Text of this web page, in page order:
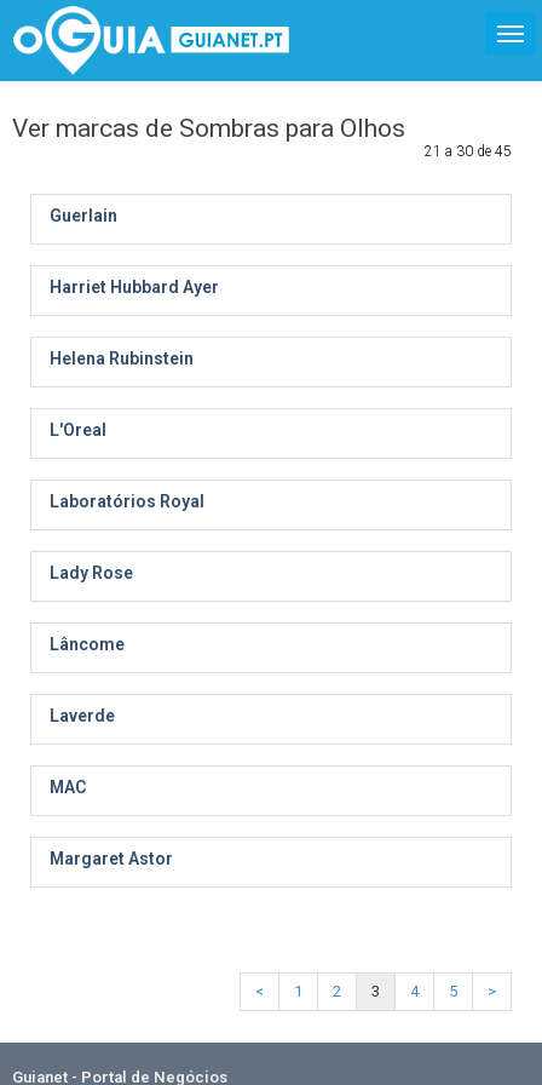
Ver marcas de Sombras para Olhos
21 a 30 de 45
Guerlain
Harriet Hubbard Ayer
Helena Rubinstein
L'Oreal
Laboratórios Royal
Lady Rose
Lâncome
Laverde
MAC
Margaret Astor
< 1 2 3 4 5 >
Guianet - Portal de Negócios